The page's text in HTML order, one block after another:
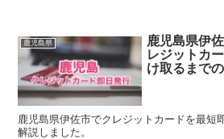
鹿児島県
鹿児島県伊
レジットカ
け取るまで
鹿児島県伊佐市でクレジットカードを最短
解説しました。